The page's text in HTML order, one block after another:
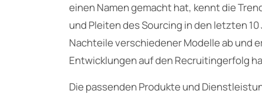
einen Namen gemacht hat, kennt die
und Pleiten des Sourcing in den letzten
Nachteile verschiedener Modelle ab und
Entwicklungen auf den Recruitingerfolg
Die passenden Produkte und